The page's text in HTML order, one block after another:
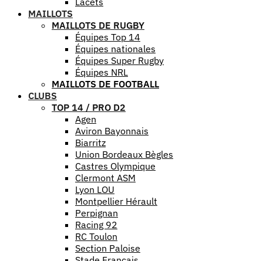
MAILLOTS
MAILLOTS DE RUGBY
Équipes Top 14
Équipes nationales
Équipes Super Rugby
Équipes NRL
MAILLOTS DE FOOTBALL
CLUBS
TOP 14 / PRO D2
Agen
Aviron Bayonnais
Biarritz
Union Bordeaux Bègles
Castres Olympique
Clermont ASM
Lyon LOU
Montpellier Hérault
Perpignan
Racing 92
RC Toulon
Section Paloise